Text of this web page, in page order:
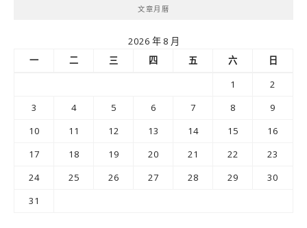
文章月曆
2026 年 8 月
一
二 三 四 五 六
日
1
2
3
4 5 6 7 8
9
10
11 12 13 14 15
16
17
18 19 20 21 22
23
24
25 26 27 28 29
30
31